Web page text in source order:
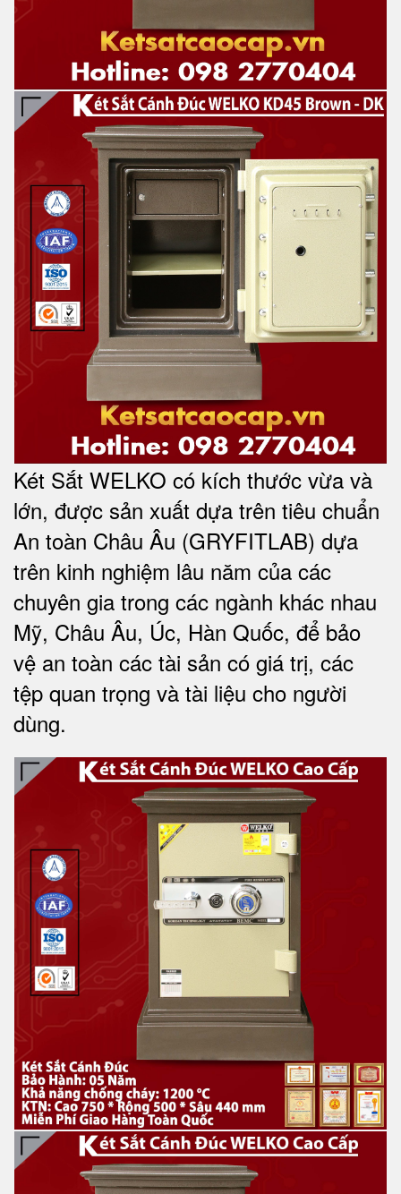
Két Sắt WELKO có kích thước vừa và
lớn, được sản xuất dựa trên tiêu chuẩn
An toàn Châu Âu (GRYFITLAB) dựa
trên kinh nghiệm lâu năm của các
chuyên gia trong các ngành khác nhau
Mỹ, Châu Âu, Úc, Hàn Quốc, để bảo
vệ an toàn các tài sản có giá trị, các
tệp quan trọng và tài liệu cho người
dùng.